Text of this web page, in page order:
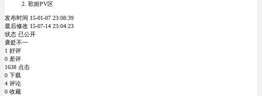
歌姬PV区
发布时间 15-01-07 23:08:39
最后修改 15-07-14 23:04:23
状态 已公开
褒贬不一
1 好评
0 差评
1638 点击
0 下载
4 评论
0 收藏